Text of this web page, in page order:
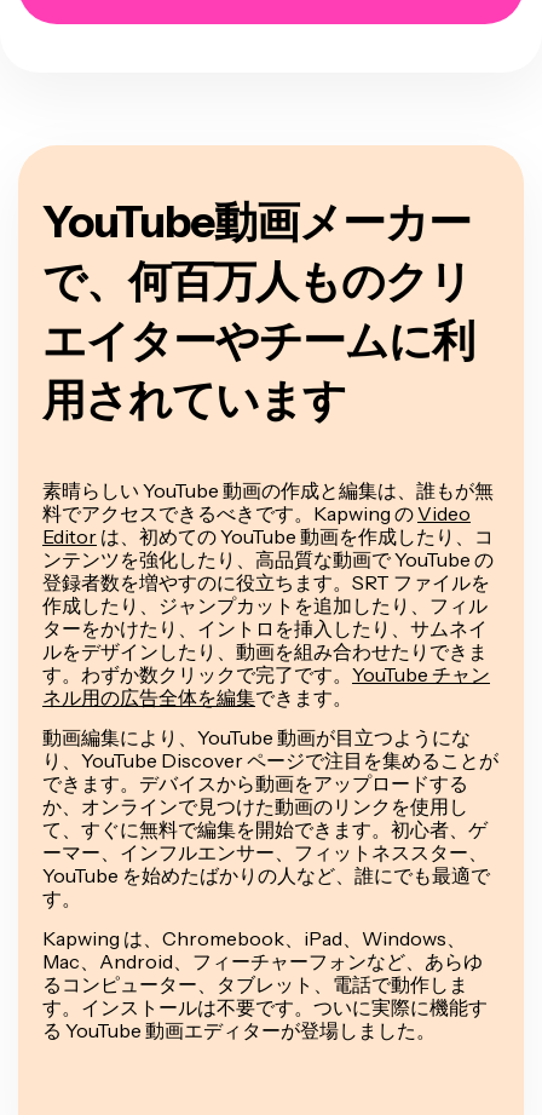
YouTube動画メーカー
で、何百万人ものクリ
エイターやチームに利
用されています
素晴らしい YouTube 動画の作成と編集は、誰もが無
料でアクセスできるべきです。Kapwing のVideo
Editor は、初めての YouTube 動画を作成したり、コ
ンテンツを強化したり、高品質な動画で YouTube の
登録者数を増やすのに役立ちます。SRT ファイルを
作成したり、ジャンプカットを追加したり、フィル
ターをかけたり、イントロを挿入したり、サムネイ
ルをデザインしたり、動画を組み合わせたりできま
す。わずか数クリックで完了です。 YouTube チャン
ネル用の広告全体を編集できます。
動画編集により、YouTube 動画が目立つようにな
り、YouTube Discover ページで注目を集めることが
できます。デバイスから動画をアップロードする
か、オンラインで見つけた動画のリンクを使用し
て、すぐに無料で編集を開始できます。初心者、ゲ
ーマー、インフルエンサー、フィットネススター、
YouTube を始めたばかりの人など、誰にでも最適で
す。
Kapwing は、Chromebook、iPad、Windows、
Mac、Android、フィーチャーフォンなど、あらゆ
るコンピューター、タブレット、電話で動作しま
す。インストールは不要です。ついに実際に機能す
る YouTube 動画エディターが登場しました。